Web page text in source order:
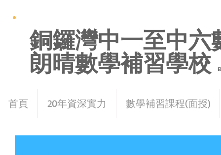
銅鑼灣中一至中六
朗晴數學補習學校
首頁 20年資深實力 數學補習課程(面授)